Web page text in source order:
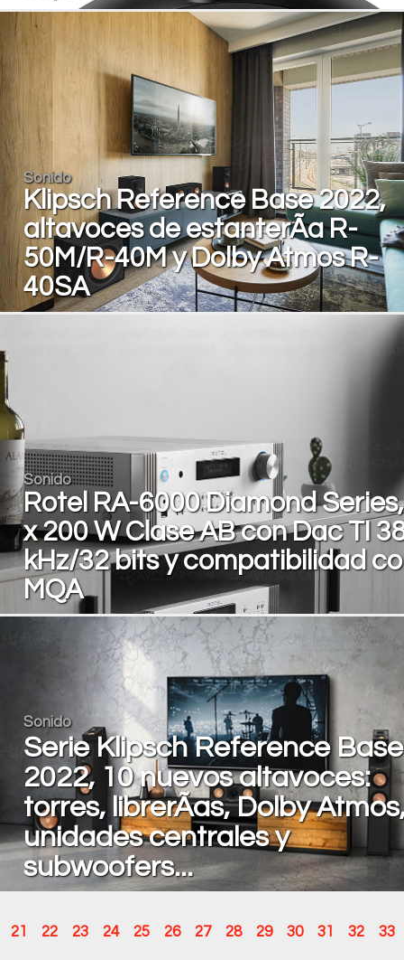
Sonido
Klipsch Reference Base 2022,
altavoces de estanterÃ­a R-
50M/R-40M y Dolby Atmos R-
40SA
Sonido
Rotel RA-6000 Diamond
x 200 W Clase AB con Dac TI
kHz/32 bits y compatibilidad
MQA
Sonido
Serie Klipsch Reference Base
2022, 10 nuevos altavoces:
torres, librerÃ­as, Dolby
unidades centrales y
subwoofers...
21 22 23 24 25 26 27 28 29 30 31 32 33